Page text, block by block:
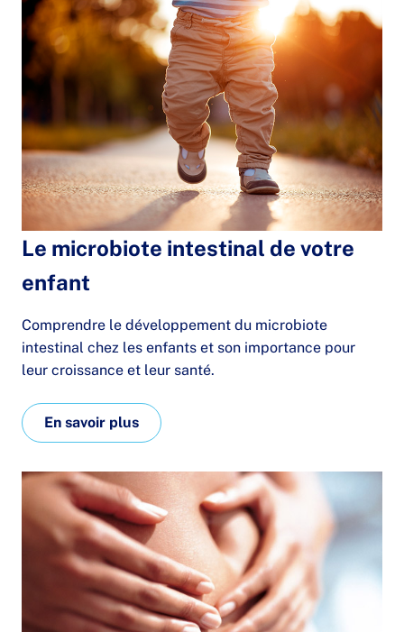
Le microbiote intestinal de votre
enfant
Comprendre le développement du microbiote
intestinal chez les enfants et son importance pour
leur croissance et leur santé.
En savoir plus